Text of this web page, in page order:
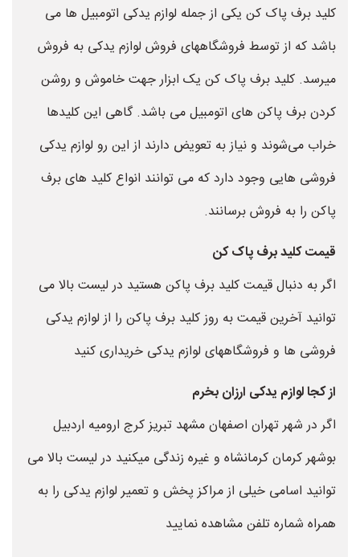
کلید برف پاک کن یکی از جمله لوازم یدکی اتومبیل ها می
باشد که از توسط فروشگاههای فروش لوازم یدکی به فروش
میرسد. کلید برف پاک کن یک ابزار جهت خاموش و روشن
کردن برف پاکن های اتومبیل می باشد. گاهی این کلیدها
خراب می‌شوند و نیاز به تعویض دارند از این رو لوازم یدکی
فروشی هایی وجود دارد که می توانند انواع کلید های برف
پاکن را به فروش برسانند.
قیمت کلید برف پاک کن
اگر به دنبال قیمت کلید برف پاکن هستید در لیست بالا می
توانید آخرین قیمت به روز کلید برف پاکن را از لوازم یدکی
فروشی ها و فروشگاههای لوازم یدکی خریداری کنید ‌
از کجا لوازم یدکی ارزان بخرم
اگر در شهر تهران اصفهان مشهد تبریز کرج ارومیه اردبیل
بوشهر کرمان کرمانشاه و غیره زندگی میکنید در لیست بالا می
توانید اسامی خیلی از مراکز پخش و تعمیر لوازم یدکی را به
همراه شماره تلفن مشاهده نمایید